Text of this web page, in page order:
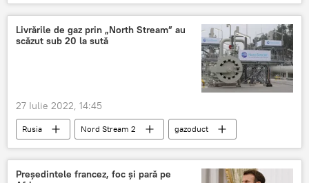
Livrările de gaz prin „North Stream” au
scăzut sub 20 la sută
27 Iulie 2022, 14:45
Rusia Nord Stream 2
gazoduct
Rusia
Europa gaz natural
Președintele francez, foc și pară pe